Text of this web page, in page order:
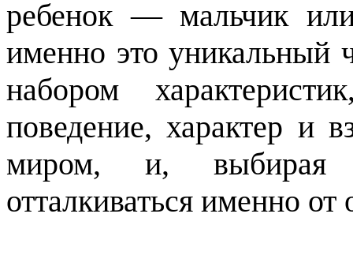
ребенок — мальчик
именно это уникальный
набором
поведение, характер и
миром, и, выбирая
отталкиваться именно